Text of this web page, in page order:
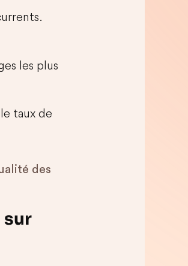
les plus
taux de
des
sur